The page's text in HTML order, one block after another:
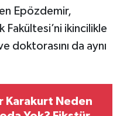
Epözdemir,
ikincilikle
doktorasını da aynı
Karakurt Neden